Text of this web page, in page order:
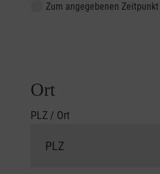
Zum angegebenen Zeitpunkt
Ort
PLZ / Ort